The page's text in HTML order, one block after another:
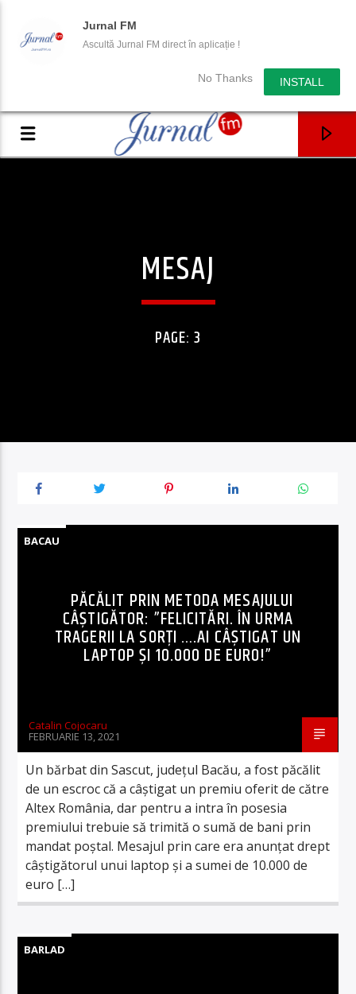
Jurnal FM
Ascultă Jurnal FM direct în aplicație !
No Thanks INSTALL
MESAJ
PAGE: 3
BACAU
PĂCĂLIT PRIN METODA MESAJULUI
CÂȘTIGĂTOR: ”FELICITĂRI. ÎN URMA
TRAGERII LA SORŢI ….AI CÂȘTIGAT UN
LAPTOP ȘI 10.000 DE EURO!”
Catalin Cojocaru
FEBRUARIE 13, 2021
Un bărbat din Sascut, judeţul Bacău, a fost păcălit
de un escroc că a câştigat un premiu oferit de către
Altex România, dar pentru a intra în posesia
premiului trebuie să trimită o sumă de bani prin
mandat poştal. Mesajul prin care era anunţat drept
câştigătorul unui laptop şi a sumei de 10.000 de
euro […]
BARLAD